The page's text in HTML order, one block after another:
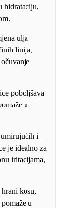
hidrataciju,
ulja
linija,
poboljšava
u
i
je idealno za
iritacijama,
kosu,
u